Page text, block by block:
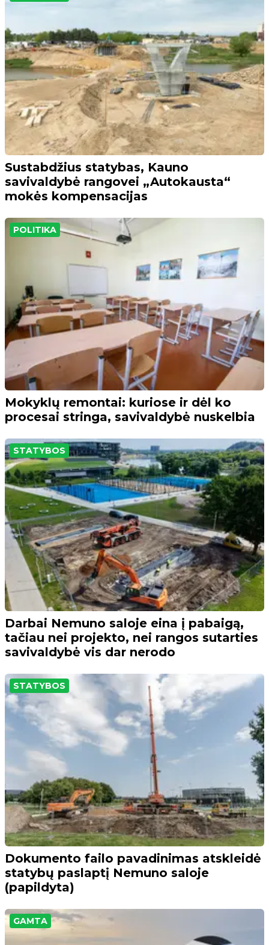
Sustabdžius statybas, Kauno
savivaldybė rangovei „Autokausta“
mokės kompensacijas
POLITIKA
Mokyklų remontai: kuriose ir dėl ko
procesai stringa, savivaldybė nuskelbia
STATYBOS
Darbai Nemuno saloje eina į pabaigą,
tačiau nei projekto, nei rangos sutarties
savivaldybė vis dar nerodo
STATYBOS
Dokumento failo pavadinimas atskleidė
statybų paslaptį Nemuno saloje
(papildyta)
GAMTA